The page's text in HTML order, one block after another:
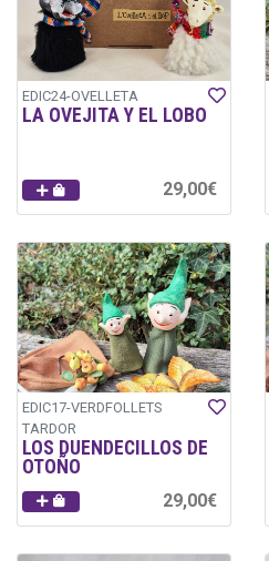
EDIC24-OVELLETA
LA OVEJITA Y EL LOBO
29,00€
EDIC17-VERDFOLLETS
TARDOR
LOS DUENDECILLOS DE
OTOÑO
29,00€